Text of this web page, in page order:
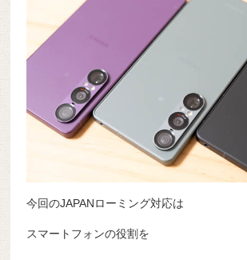
今回のJAPANローミング対応は
スマートフォンの役割を